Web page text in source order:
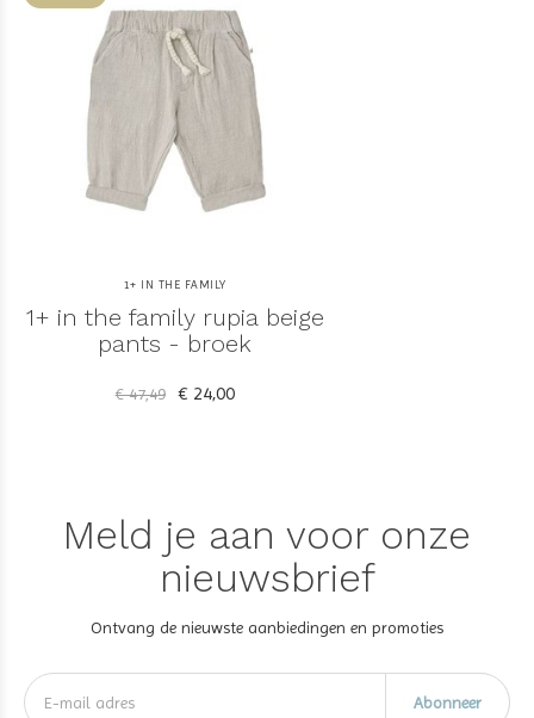
1+ IN THE FAMILY
1+ in the family rupia beige
pants - broek
€ 47,49 € 24,00
Meld je aan voor onze
nieuwsbrief
Ontvang de nieuwste aanbiedingen en promoties
Abonneer